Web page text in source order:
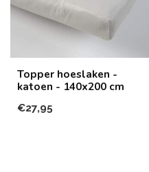
Topper hoeslaken -
katoen - 140x200 cm
€27,95